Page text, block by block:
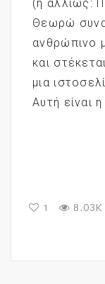
(ή αλλιώς:
Θεωρώ
ανθρώπινο
και
μια
Αυτή είναι η
1 8.03K